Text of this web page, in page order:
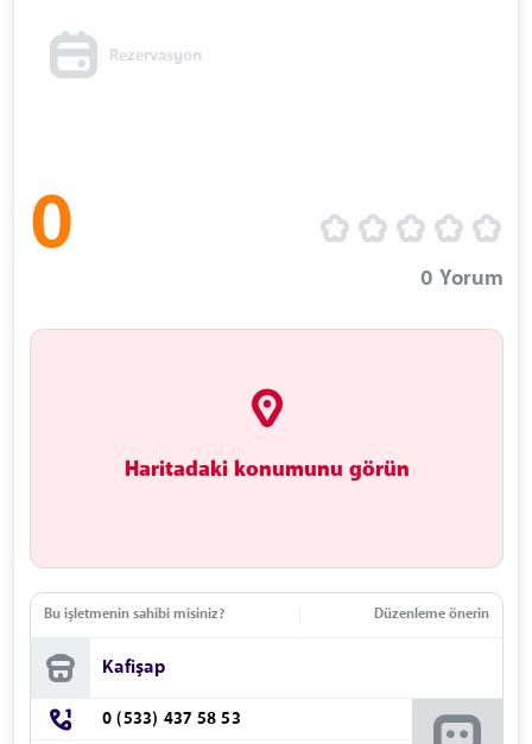
Rezervasyon
0
0 Yorum
Haritadaki konumunu görün
Bu işletmenin sahibi misiniz? Düzenleme önerin
Kafişap
0 (533) 437 58 53